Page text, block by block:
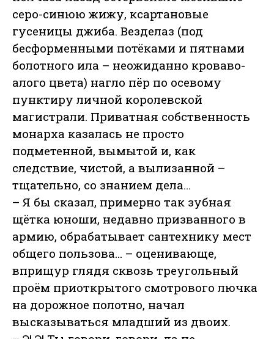
серо-синюю жижу, ксартановые
гусеницы джиба. Везделаз (под
бесформенными потёками и пятнами
болотного ила – неожиданно кроваво-
алого цвета) нагло пёр по осевому
пунктиру личной королевской
магистрали. Приватная собственность
монарха казалась не просто
подметенной, вымытой и, как
следствие, чистой, а вылизанной –
тщательно, со знанием дела…
– Я бы сказал, примерно так зубная
щётка юноши, недавно призванного в
армию, обрабатывает сантехнику мест
общего пользова… – оценивающе,
вприщур глядя сквозь треугольный
проём приоткрытого смотрового лючка
на дорожное полотно, начал
высказываться младший из двоих.